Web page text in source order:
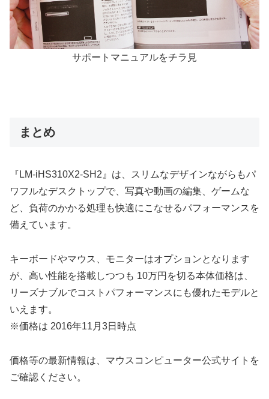
サポートマニュアルをチラ見
まとめ
『LM-iHS310X2-SH2』は、スリムなデザインながらもパ
ワフルなデスクトップで、写真や動画の編集、ゲームな
ど、負荷のかかる処理も快適にこなせるパフォーマンスを
備えています。
キーボードやマウス、モニターはオプションとなります
が、高い性能を搭載しつつも 10万円を切る本体価格は、
リーズナブルでコストパフォーマンスにも優れたモデルと
いえます。
※価格は 2016年11月3日時点
価格等の最新情報は、マウスコンピューター公式サイトを
ご確認ください。